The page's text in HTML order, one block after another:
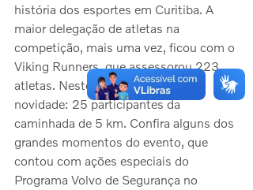
história dos esportes em Curitiba. A
maior delegação de atletas na
competição, mais uma vez, ficou com o
Viking Runners, que assessorou 223
atletas. Neste ano teve também
novidade: 25 participantes da
caminhada de 5 km. Confira alguns dos
grandes momentos do evento, que
contou com ações especiais do
Programa Volvo de Segurança no